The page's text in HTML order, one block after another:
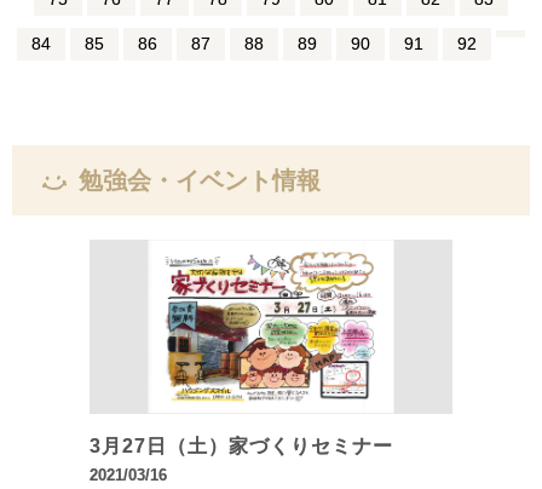
84 85 86 87 88 89 90 91 92
勉強会・イベント情報
3月27日（土）家づくりセミナー
2021/03/16